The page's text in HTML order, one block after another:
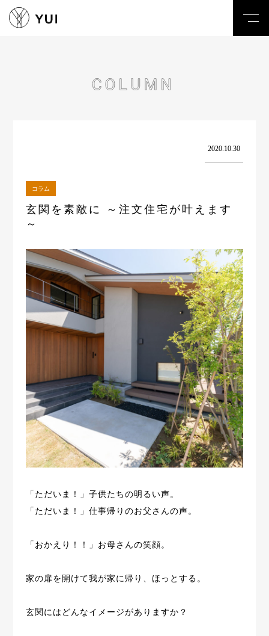
2020.10.30
コラム
玄関を素敵に ～注文住宅が叶えます
～
「ただいま！」子供たちの明るい声。
「ただいま！」仕事帰りのお父さんの声。
「おかえり！！」お母さんの笑顔。
家の扉を開けて我が家に帰り、ほっとする。
玄関にはどんなイメージがありますか？